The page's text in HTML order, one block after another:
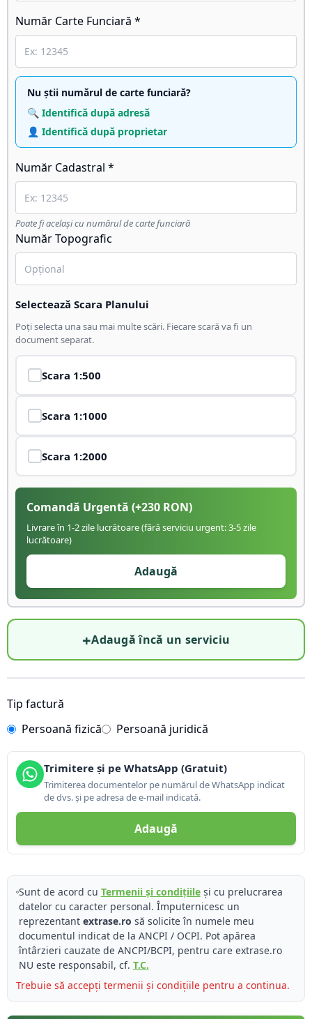
Număr Carte Funciară *
Nu știi numărul de carte funciară?
🔍 Identifică după adresă
👤 Identifică după proprietar
Număr Cadastral *
Poate fi același cu numărul de carte funciară
Număr Topografic
Selectează Scara Planului
Poți selecta una sau mai multe scări. Fiecare scară va fi un
document separat.
Scara 1:500
Scara 1:1000
Scara 1:2000
Comandă Urgentă (+230 RON)
Livrare în 1-2 zile lucrătoare (fără serviciu urgent: 3-5 zile
lucrătoare)
Adaugă
+Adaugă încă un serviciu
Tip factură
Persoană fizică
Persoană juridică
Trimitere și pe WhatsApp (Gratuit)
Trimiterea documentelor pe numărul de WhatsApp indicat
de dvs. și pe adresa de e-mail indicată.
Adaugă
Sunt de acord cu Termenii și condițiileși cu prelucrarea
datelor cu caracter personal. Împuternicesc un
reprezentant extrase.ro să solicite în numele meu
documentul indicat de la ANCPI / OCPI. Pot apărea
întârzieri cauzate de ANCPI/BCPI, pentru care extrase.ro
NU este responsabil, cf. T.C.
Trebuie să accepți termenii și condițiile pentru a continua.